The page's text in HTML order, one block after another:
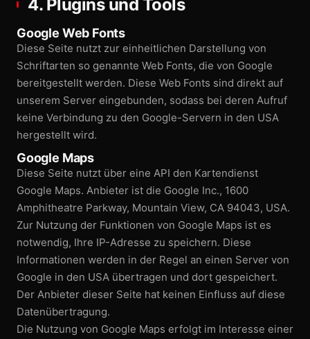
4. Plugins und Tools
Google Web Fonts
Diese Seite nutzt zur einheitlichen Darstellung von
Schriftarten so genannte Web Fonts, die von Google
bereit­gestellt werden. Diese Web Fonts sind direkt auf
unserem Server eingebunden, sodass bei deren Aufruf
keine Verbindung zu den Google-Servern in den USA
hergestellt wird.
Google Maps
Diese Seite nutzt über eine API den Kartendienst
Google Maps. Anbieter ist die Google Inc., 1600
Amphitheatre Parkway, Mountain View, CA 94043, USA.
Zur Nutzung der Funktionen von Google Maps ist es
notwendig, Ihre IP-Adresse zu speichern. Diese
Informationen werden in der Regel an einen Server von
Google in den USA übertragen und dort gespeichert.
Der Anbieter dieser Seite hat keinen Einfluss auf diese
Datenübertragung.
Die Nutzung von Google Maps erfolgt im Interesse einer